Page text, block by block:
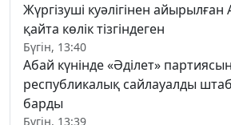
Жүргізуші куәлігінен
қайта көлік тізгіндеген
Бүгін, 13:40
Абай күнінде «Әділет»
республикалық сайлауалды
барды
Бүгін, 13:39